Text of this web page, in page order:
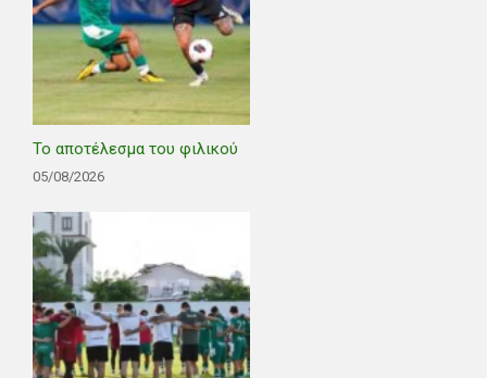
Το αποτέλεσμα του φιλικού
05/08/2026